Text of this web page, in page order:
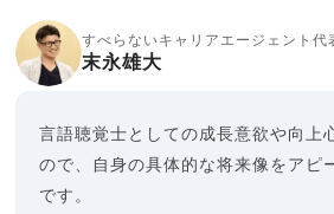
すべらないキャリアエージェント代
末永雄大
言語聴覚士としての成長意欲や向上
ので、自身の具体的な将来像をアピ
です。